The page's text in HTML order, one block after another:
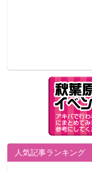
2016年12月31日（土
2017年01月01日（日
2017年01月02日（月
2017年01月03日（火
<1> 同人誌新刊販売会
<2> 「ドリフターズ
催）
人気記事ランキング